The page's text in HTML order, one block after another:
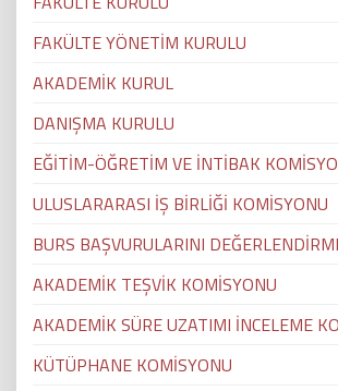
FAKÜLTE YÖNETİM KURULU
AKADEMİK KURUL
DANIŞMA KURULU
EĞİTİM-ÖĞRETİM VE İNTİBAK
ULUSLARARASI İŞ BİRLİĞİ KOMİSYONU
BURS BAŞVURULARINI
AKADEMİK TEŞVİK KOMİSYONU
AKADEMİK SÜRE UZATIMI İNCELEME
KÜTÜPHANE KOMİSYONU